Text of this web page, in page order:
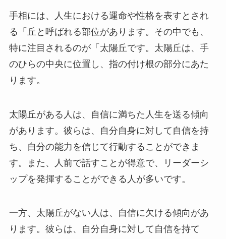
手相には、人生における運命や性格を表すとされ
る「丘と呼ばれる部位があります。その中でも、
特に注目されるのが「太陽丘です。太陽丘は、手
のひらの中央に位置し、指の付け根の部分にあた
ります。
太陽丘がある人は、自信に満ちた人生を送る傾向
があります。彼らは、自分自身に対して自信を持
ち、自分の能力を信じて行動することができま
す。また、人前で話すことが得意で、リーダーシ
ップを発揮することができる人が多いです。
一方、太陽丘がない人は、自信に欠ける傾向があ
ります。彼らは、自分自身に対して自信を持て